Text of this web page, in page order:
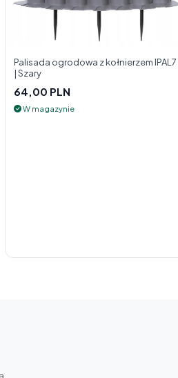
Palisada ogrodowa z kołnierzem IPAL7
| Szary
64,00 PLN
W magazynie